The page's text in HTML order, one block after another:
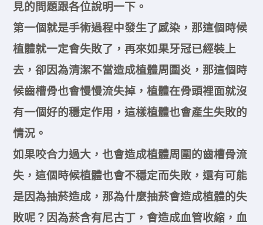
見的問題跟各位說明一下。
第一個就是手術過程中發生了感染，那這個時候
植體就一定會失敗了，再來如果牙冠已經裝上
去，卻因為清潔不當造成植體周圍炎，那這個時
候齒槽骨也會慢慢流失掉，植體在骨頭裡面就沒
有一個好的穩定作用，這樣植體也會產生失敗的
情況。
如果咬合力過大，也會造成植體周圍的齒槽骨流
失，這個時候植體也會不穩定而失敗，還有可能
是因為抽菸造成，那為什麼抽菸會造成植體的失
敗呢？因為菸含有尼古丁，會造成血管收縮，血